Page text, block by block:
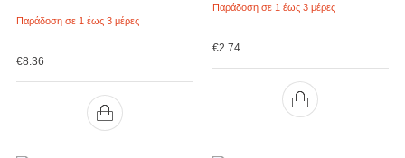
Παράδοση σε 1 έως 3 μέρες
€8.36
Παράδοση σε 1 έως 3 μέρες
€2.74